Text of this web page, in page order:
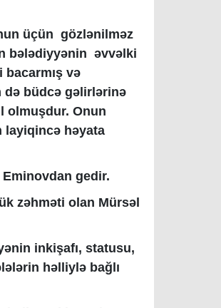
üçün gözlənilməz
bələdiyyənin əvvəlki
və
də büdcə gəlirlərinə
olmuşdur. Onun
layiqincə həyata
gedir.
zəhməti olan Mürsəl
inkişafı, statusu,
həlliylə bağlı